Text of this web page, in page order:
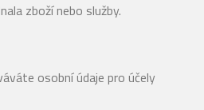
zboží nebo služby.
osobní údaje pro účely